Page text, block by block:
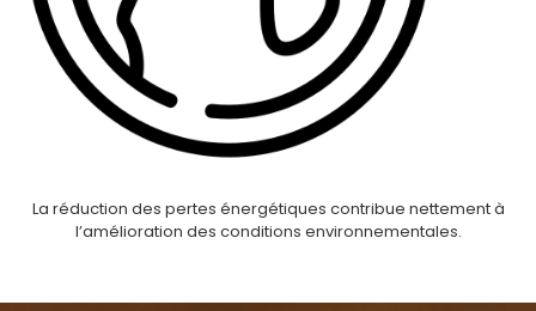
La réduction des pertes énergétiques contribue nettement à
l’amélioration des conditions environnementales.